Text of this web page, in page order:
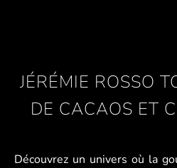
JÉRÉMIE ROSSO
DE CACAOS ET
Découvrez un univers où la